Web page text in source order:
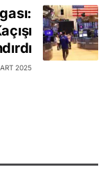
2025